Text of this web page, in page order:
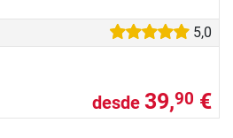
5,0
desde 39,90 €